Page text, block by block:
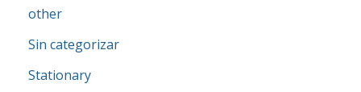
other
Sin categorizar
Stationary